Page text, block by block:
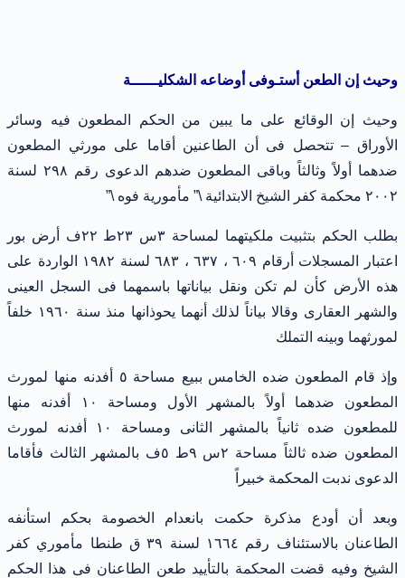
وحيث إن الطعن أستـوفى أوضاعه الشكليــــــة
وحيث إن الوقائع على ما يبين من الحكم المطعون فيه وسائر
الأوراق – تتحصل فى أن الطاعنين أقاما على مورثي المطعون
ضدهما أولاً وثالثاً وباقى المطعون ضدهم الدعوى رقم ٢٩٨ لسنة
٢٠٠٢ محكمة كفر الشيخ الابتدائية \” مأمورية فوه \”
بطلب الحكم بتثبيت ملكيتهما لمساحة ٣س ٢٣ط ٢٢ف أرض بور
اعتبار المسجلات أرقام ٦٠٩ ، ٦٣٧ ، ٦٨٣ لسنة ١٩٨٢ الواردة على
هذه الأرض كأن لم تكن ونقل بياناتها باسمهما فى السجل العينى
والشهر العقارى وقالا بياناً لذلك أنهما يحوذانها منذ سنة ١٩٦٠ خلفاً
لمورثهما وبينه التملك
وإذ قام المطعون ضده الخامس ببيع مساحة ٥ أفدنه منها لمورث
المطعون ضدهما أولاً بالمشهر الأول ومساحة ١٠ أفدنه منها
للمطعون ضده ثانياً بالمشهر الثانى ومساحة ١٠ أفدنه لمورث
المطعون ضده ثالثاً مساحة ٢س ٩ط ٥ف بالمشهر الثالث فأقاما
الدعوى ندبت المحكمة خبيراً
وبعد أن أودع مذكرة حكمت بانعدام الخصومة بحكم استأنفه
الطاعنان بالاستئناف رقم ١٦٦٤ لسنة ٣٩ ق طنطا مأموري كفر
الشيخ وفيه قضت المحكمة بالتأييد طعن الطاعنان فى هذا الحكم